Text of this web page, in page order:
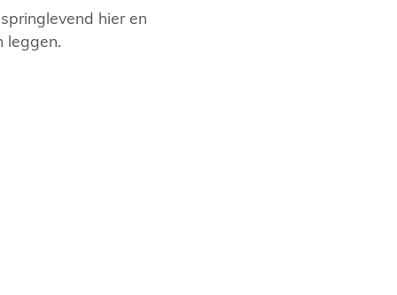
hier en
leggen.